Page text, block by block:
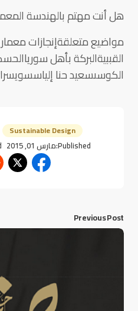
هل أنت مهتم بالهندسة
مواضيع متعلقةإنجازات
القببيةالبركة بأهل
الكوسىسعيد حنا
Sustainable Design
Published:مارس 01, 2015
Previous Post